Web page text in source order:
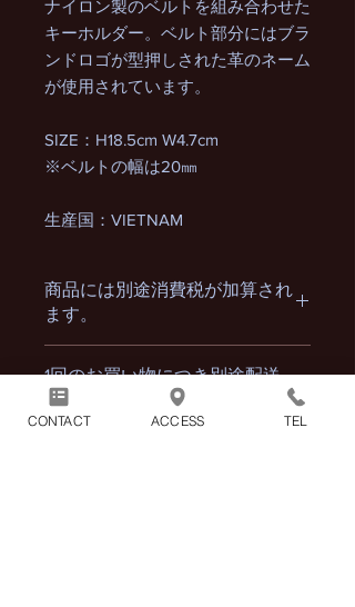
ナイロン製のベルトを組み合わせた
キーホルダー。ベルト部分にはブラ
ンドロゴが型押しされた革のネーム
が使用されています。
SIZE：H18.5cm W4.7cm
※ベルトの幅は20㎜
生産国：VIETNAM
商品には別途消費税が加算され
ます。
1回のお買い物につき別途配送
料1100円（税込）がかかりま
す。
CONTACT ACCESS TEL